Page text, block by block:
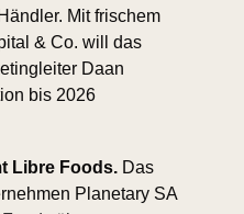
Mit frischem
& Co. will das
Daan
bis 2026
Libre Foods. Das
Planetary SA